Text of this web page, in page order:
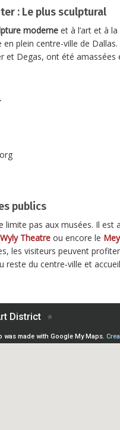
: Le plus sculptural
moderne et à l’art et à
plein centre-ville de
et Degas, ont été
publics
limite pas aux musées. Il
Wyly Theatre ou encore le
les visiteurs peuvent
reste du centre‑ville et